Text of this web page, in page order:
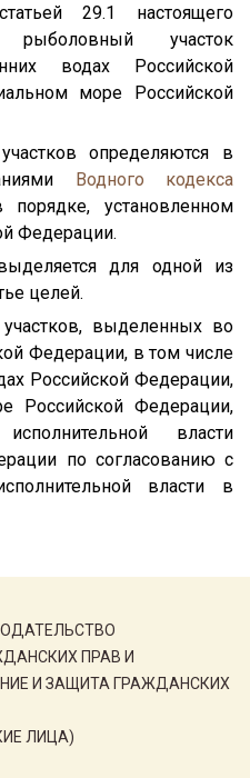
ПРАВ И
И ЗАЩИТА ГРАЖДАНСКИХ
ЛИЦА)
29.1 настоящего
рыболовный участок
водах Российской
море Российской
определяются в
Водного кодекса
установленном
Федерации.
для одной из
целей.
выделенных во
Федерации, в том числе
Российской Федерации,
Российской Федерации,
власти
по согласованию с
власти в